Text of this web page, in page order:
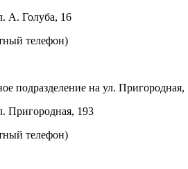
А. Голуба, 16
телефон)
подразделение на ул. Пригородная,
Пригородная, 193
телефон)